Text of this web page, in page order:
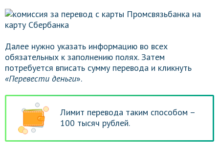
Далее нужно указать информацию во всех
обязательных к заполнению полях. Затем
потребуется вписать сумму перевода и кликнуть
«Перевести деньги».
Лимит перевода таким способом –
100 тысяч рублей.